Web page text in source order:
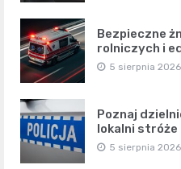
Bezpieczne
rolniczych i
5 sierpnia 2026
Poznaj
lokalni
5 sierpnia 2026